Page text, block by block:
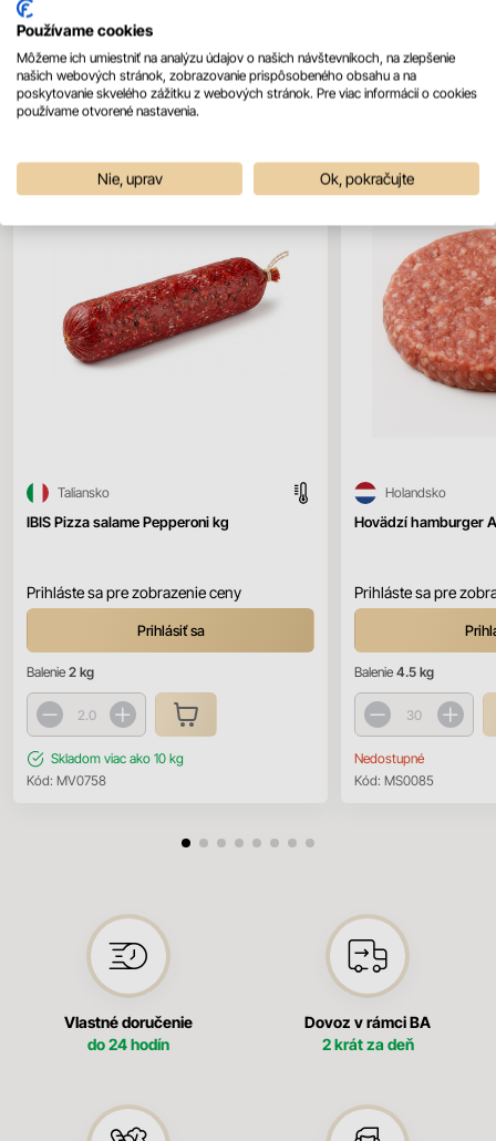
Mohlo by sa vám páčiť Všetky produkty
IBIS Pizza salame Pepperoni kg
Taliansko
Prihláste sa pre zobrazenie ceny
Prihlásiť sa
Balenie 2 kg
Skladom viac ako 10 kg
Kód: MV0758
Hovädzí hamburger
Holandsko
Prihláste sa pre
Balenie 4.5 kg
Nedostupné
Kód: MS0085
Vlastné doručenie
do 24 hodín
Dovoz v rámci BA
2 krát za deň
Používame cookies
Môžeme ich umiestniť na analýzu údajov o našich návštevníkoch, na zlepšenie
našich webových stránok, zobrazovanie prispôsobeného obsahu a na
poskytovanie skvelého zážitku z webových stránok. Pre viac informácií o cookies
používame otvorené nastavenia.
Nie, uprav Ok, pokračujte